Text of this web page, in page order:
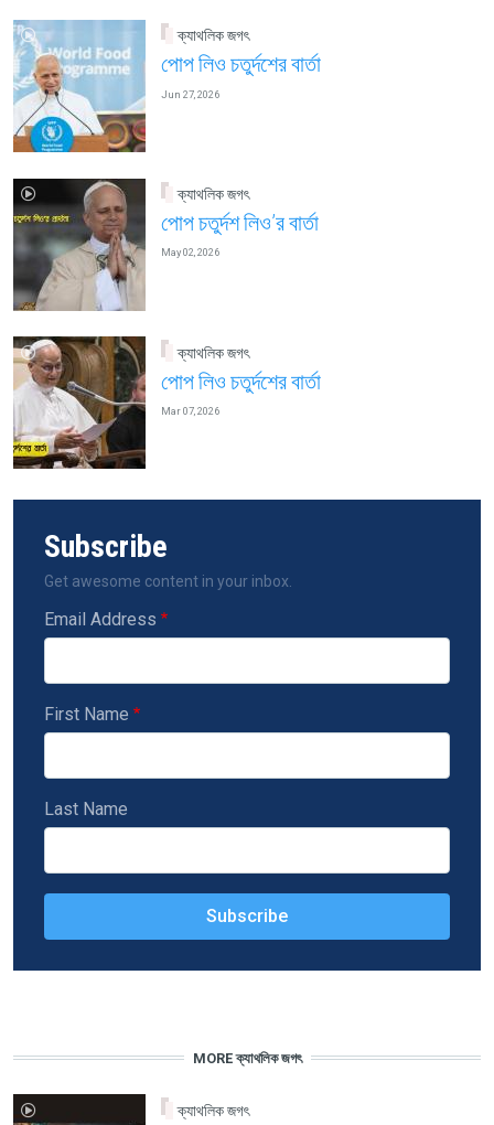
ক্যাথলিক জগৎ
পোপ লিও চতুর্দশের বার্তা
Jun 27, 2026
ক্যাথলিক জগৎ
পোপ চতুর্দশ লিও’র বার্তা
May 02, 2026
ক্যাথলিক জগৎ
পোপ লিও চতুর্দশের বার্তা
Mar 07, 2026
Subscribe
Get awesome content in your inbox.
Email Address
First Name
Last Name
MORE ক্যাথলিক জগৎ
ক্যাথলিক জগৎ